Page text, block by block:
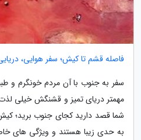
فاصله قشم تا کیش؛ سفر هوایی،
سفر به جنوب با آن مردم خونگرم و
مهمتر دریای تمیز و قشنگش خیلی
شما قصد دارید کجای جنوب برید؛
به حدی زیبا هستند و ویژگی های